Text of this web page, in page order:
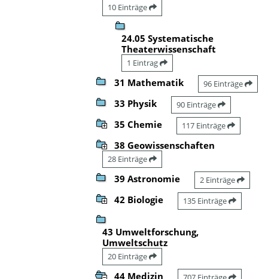
10 Einträge
24.05 Systematische
Theaterwissenschaft
1 Eintrag
31 Mathematik 96 Einträge
33 Physik 90 Einträge
35 Chemie 117 Einträge
38 Geowissenschaften
28 Einträge
39 Astronomie 2 Einträge
42 Biologie 135 Einträge
43 Umweltforschung,
Umweltschutz
20 Einträge
44 Medizin